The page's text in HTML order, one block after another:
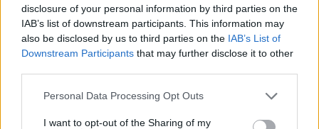
disclosure of your personal information by third parties on the
IAB’s list of downstream participants. This information may
also be disclosed by us to third parties on the IAB’s List of
Downstream Participants that may further disclose it to other
Personal Data Processing Opt Outs
I want to opt-out of the Sharing of my
ΕΙΔΗΣΕΙΣ 06 Αυγούστου 2026 20:01
ΕΟΔΥ: Σε χαμηλά επίπεδα COVID-19, γρίπη και RSV
ΕΙΔΗΣΕΙΣ 06 Αυγούστου 2026 19:30